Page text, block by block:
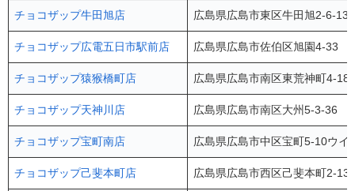
チョコザップ牛田旭店 広島県広島市東区牛田旭2-6-
チョコザップ広電五日市駅前店 広島県広島市佐伯区旭園4-33
チョコザップ猿猴橋町店 広島県広島市南区東荒神町4-
チョコザップ天神川店 広島県広島市南区大州5-3-36
チョコザップ宝町南店 広島県広島市中区宝町5-10ウ
チョコザップ己斐本町店 広島県広島市西区己斐本町2-